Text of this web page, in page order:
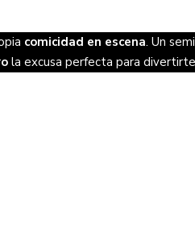
comicidad en escena. Un
la excusa perfecta para